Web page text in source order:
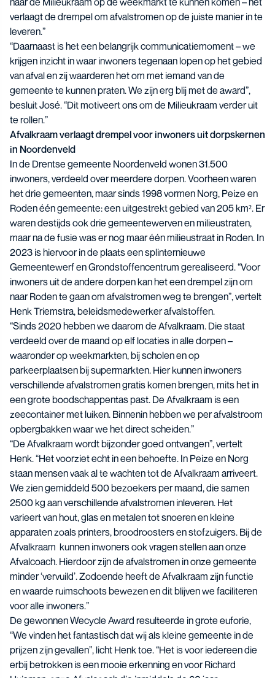
verlaagt de drempel om afvalstromen op de juiste manier in te
leveren.”
“Daarnaast is het een belangrijk communicatiemoment – we
krijgen inzicht in waar inwoners tegenaan lopen op het gebied
van afval en zij waarderen het om met iemand van de
gemeente te kunnen praten. We zijn erg blij met de award”,
besluit José. “Dit motiveert ons om de Milieukraam verder uit
te rollen.”
Afvalkraam verlaagt drempel voor inwoners uit dorpskernen
in Noordenveld
In de Drentse gemeente Noordenveld wonen 31.500
inwoners, verdeeld over meerdere dorpen. Voorheen waren
het drie gemeenten, maar sinds 1998 vormen Norg, Peize en
Roden één gemeente: een uitgestrekt gebied van 205 km². Er
waren destijds ook drie gemeentewerven en milieustraten,
maar na de fusie was er nog maar één milieustraat in Roden. In
2023 is hiervoor in de plaats een splinternieuwe
Gemeentewerf en Grondstoffencentrum gerealiseerd. “Voor
inwoners uit de andere dorpen kan het een drempel zijn om
naar Roden te gaan om afvalstromen weg te brengen”, vertelt
Henk Triemstra, beleidsmedewerker afvalstoffen.
“Sinds 2020 hebben we daarom de Afvalkraam. Die staat
verdeeld over de maand op elf locaties in alle dorpen –
waaronder op weekmarkten, bij scholen en op
parkeerplaatsen bij supermarkten. Hier kunnen inwoners
verschillende afvalstromen gratis komen brengen, mits het in
een grote boodschappentas past. De Afvalkraam is een
zeecontainer met luiken. Binnenin hebben we per afvalstroom
opbergbakken waar we het direct scheiden.”
“De Afvalkraam wordt bijzonder goed ontvangen”, vertelt
Henk. “Het voorziet echt in een behoefte. In Peize en Norg
staan mensen vaak al te wachten tot de Afvalkraam arriveert.
We zien gemiddeld 500 bezoekers per maand, die samen
2500 kg aan verschillende afvalstromen inleveren. Het
varieert van hout, glas en metalen tot snoeren en kleine
apparaten zoals printers, broodroosters en stofzuigers. Bij de
Afvalkraam kunnen inwoners ook vragen stellen aan onze
Afvalcoach. Hierdoor zijn de afvalstromen in onze gemeente
minder ‘vervuild’. Zodoende heeft de Afvalkraam zijn functie
en waarde ruimschoots bewezen en dit blijven we faciliteren
voor alle inwoners.”
De gewonnen Wecycle Award resulteerde in grote euforie,
“We vinden het fantastisch dat wij als kleine gemeente in de
prijzen zijn gevallen”, licht Henk toe. “Het is voor iedereen die
erbij betrokken is een mooie erkenning en voor Richard